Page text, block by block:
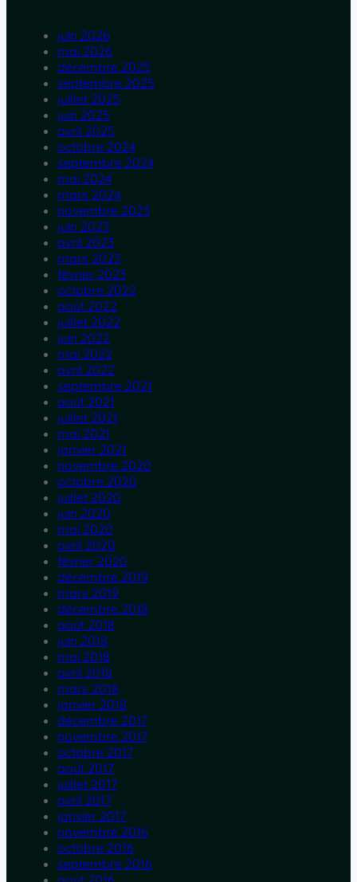
juin 2026
mai 2026
décembre 2025
septembre 2025
juillet 2025
juin 2025
avril 2025
octobre 2024
septembre 2024
mai 2024
mars 2024
novembre 2023
juin 2023
avril 2023
mars 2023
février 2023
octobre 2022
août 2022
juillet 2022
juin 2022
mai 2022
avril 2022
septembre 2021
août 2021
juillet 2021
mai 2021
janvier 2021
novembre 2020
octobre 2020
juillet 2020
juin 2020
mai 2020
avril 2020
février 2020
décembre 2019
mars 2019
décembre 2018
août 2018
juin 2018
mai 2018
avril 2018
mars 2018
janvier 2018
décembre 2017
novembre 2017
octobre 2017
août 2017
juillet 2017
avril 2017
janvier 2017
novembre 2016
octobre 2016
septembre 2016